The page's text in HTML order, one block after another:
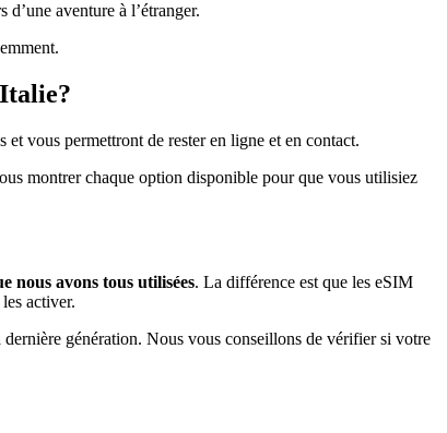
aventure à l’étranger.
vous permettront de rester en ligne et en contact.
montrer chaque option disponible pour que vous utilisiez
nous avons tous utilisées. La différence est que les eSIM
activer.
génération. Nous vous conseillons de vérifier si votre